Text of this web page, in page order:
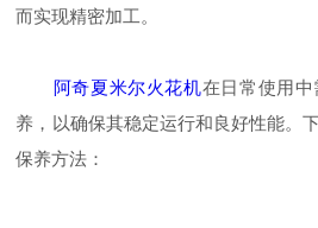
而实现精密加工。
阿奇夏米尔火花机在日常使用
养，以确保其稳定运行和良好性能。
保养方法：